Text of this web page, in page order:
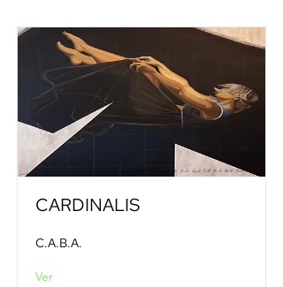
CARDINALIS
C.A.B.A.
Ver